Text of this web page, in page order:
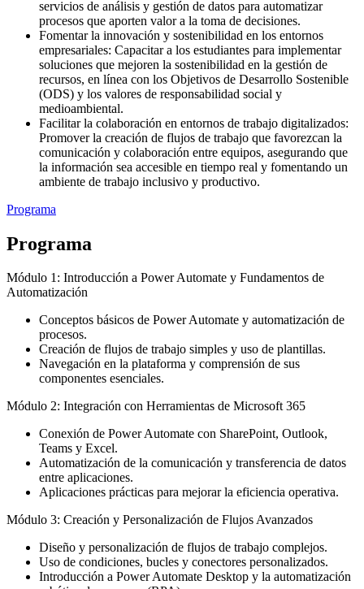
servicios de análisis y gestión de datos para automatizar
procesos que aporten valor a la toma de decisiones.
Fomentar la innovación y sostenibilidad en los entornos
empresariales: Capacitar a los estudiantes para implementar
soluciones que mejoren la sostenibilidad en la gestión de
recursos, en línea con los Objetivos de Desarrollo Sostenible
(ODS) y los valores de responsabilidad social y
medioambiental.
Facilitar la colaboración en entornos de trabajo digitalizados:
Promover la creación de flujos de trabajo que favorezcan la
comunicación y colaboración entre equipos, asegurando que
la información sea accesible en tiempo real y fomentando un
ambiente de trabajo inclusivo y productivo.
Programa
Programa
Módulo 1: Introducción a Power Automate y Fundamentos de
Automatización
Conceptos básicos de Power Automate y automatización de
procesos.
Creación de flujos de trabajo simples y uso de plantillas.
Navegación en la plataforma y comprensión de sus
componentes esenciales.
Módulo 2: Integración con Herramientas de Microsoft 365
Conexión de Power Automate con SharePoint, Outlook,
Teams y Excel.
Automatización de la comunicación y transferencia de datos
entre aplicaciones.
Aplicaciones prácticas para mejorar la eficiencia operativa.
Módulo 3: Creación y Personalización de Flujos Avanzados
Diseño y personalización de flujos de trabajo complejos.
Uso de condiciones, bucles y conectores personalizados.
Introducción a Power Automate Desktop y la automatización